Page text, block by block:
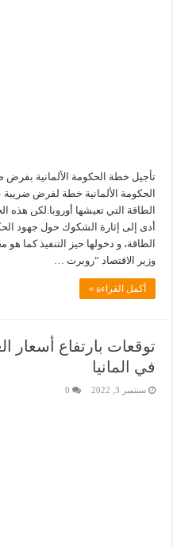
تأجيل خطة الحكومة الألمانية
الحكومة الألمانية خطة لفرض
الطاقة التي تعيشها أوروبا.لكن هذه
أدى إلى إثارة الشكوك حول جهود
الطاقة، و دخولها حيز التنفيذ كما
وزير الاقتصاد “روبرت …
أكمل القراءة »
توقعات بارتفاع أسعار
في المانيا
سبتمبر 3, 2022 0